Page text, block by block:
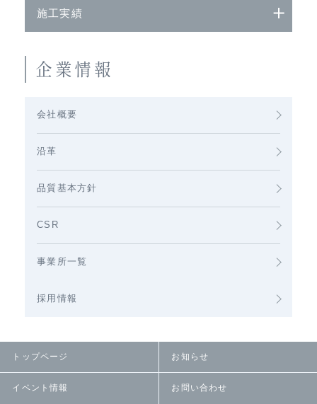
施工実績
企業情報
会社概要
沿革
品質基本方針
CSR
事業所一覧
採用情報
トップページ お知らせ
イベント情報 お問い合わせ